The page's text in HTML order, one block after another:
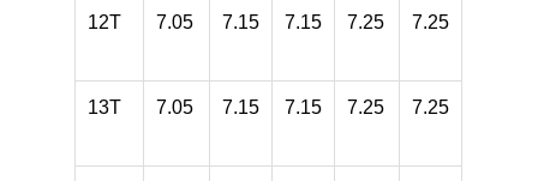
12T 7.05 7.15 7.15 7.25 7.25
13T 7.05 7.15 7.15 7.25 7.25